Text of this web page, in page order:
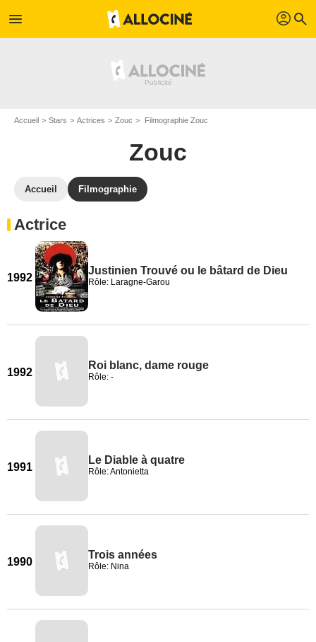
menu profil search
Accueil Stars Actrices Zouc Filmographie Zouc
Zouc
Accueil Filmographie
Actrice
1992
Justinien Trouvé ou le bâtard de Dieu
Rôle: Laragne-Garou
1992
Roi blanc, dame rouge
Rôle: -
1991
Le Diable à quatre
Rôle: Antonietta
1990
Trois années
Rôle: Nina